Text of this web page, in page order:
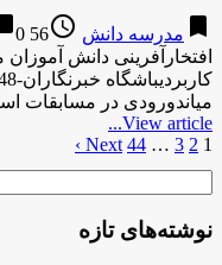
bookmark مدرسه دانش access_time
56 years ago
0
افتخارآفرینی دانش
میاندورودی در مسابقات
View article...
صفحه‌بندی
1
2
3
…
44
Next ›
نوشته‌های تازه